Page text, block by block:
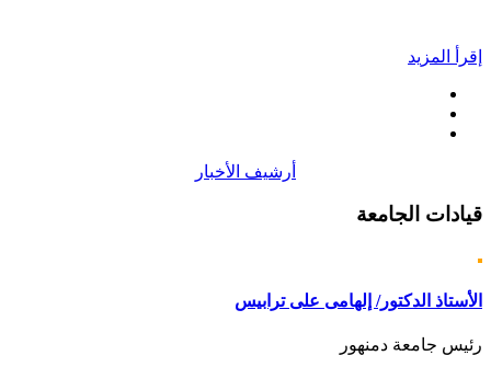
إقرأ المزيد
أرشيف الأخبار
قيادات الجامعة
الأستاذ الدكتور/ إلهامى على ترابيس
رئيس جامعة دمنهور